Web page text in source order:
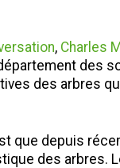
, Charles
des
des arbres
que depuis
des arbres.